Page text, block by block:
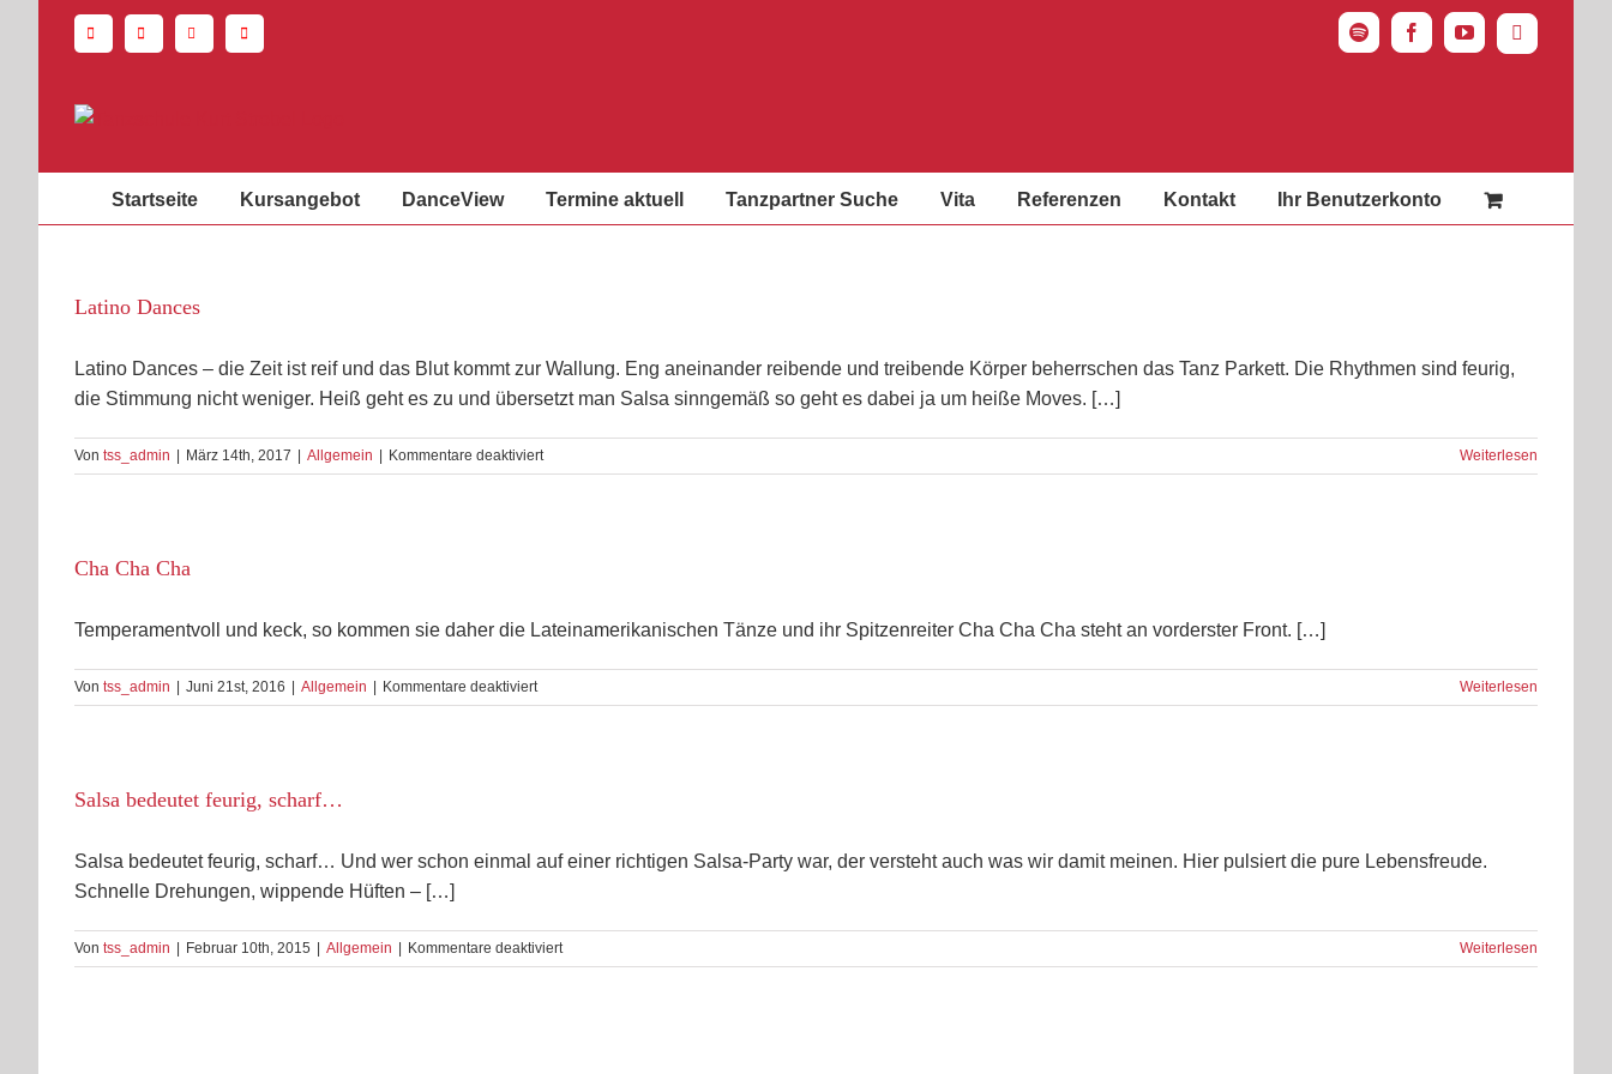
SpotifyFacebookYouTubeInstagram
Startseite Kursangebot DanceView Termine aktuell Tanzpartner Suche Vita Referenzen Kontakt Ihr Benutzerkonto
Latino Dances
Latino Dances – die Zeit ist reif und das Blut kommt zur Wallung. Eng aneinander reibende und treibende Körper beherrschen das Tanz Parkett. Die Rhythmen sind feurig,
die Stimmung nicht weniger. Heiß geht es zu und übersetzt man Salsa sinngemäß so geht es dabei ja um heiße Moves. […]
Von tss_admin März 14th, 2017 Allgemein Kommentare deaktiviertfür
Latino
Weiterlesen
Cha Cha Cha
Temperamentvoll und keck, so kommen sie daher die Lateinamerikanischen Tänze und ihr Spitzenreiter Cha Cha Cha steht an vorderster Front. […]
Von tss_admin Juni 21st, 2016 Allgemein Kommentare deaktiviertfür
Cha
Weiterlesen
Salsa bedeutet feurig, scharf…
Salsa bedeutet feurig, scharf… Und wer schon einmal auf einer richtigen Salsa-Party war, der versteht auch was wir damit meinen. Hier pulsiert die pure Lebensfreude.
Schnelle Drehungen, wippende Hüften – […]
Von tss_admin Februar 10th, 2015 Allgemein Kommentare deaktiviertfür
Salsa
Weiterlesen